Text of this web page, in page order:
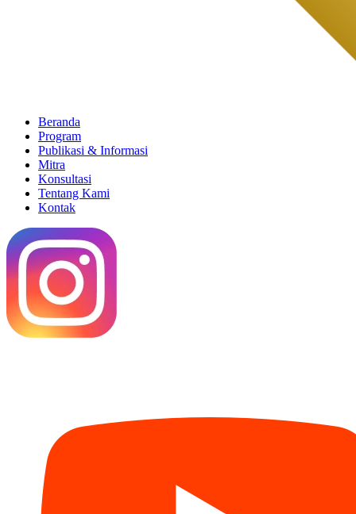
Beranda
Program
Publikasi & Informasi
Mitra
Konsultasi
Tentang Kami
Kontak